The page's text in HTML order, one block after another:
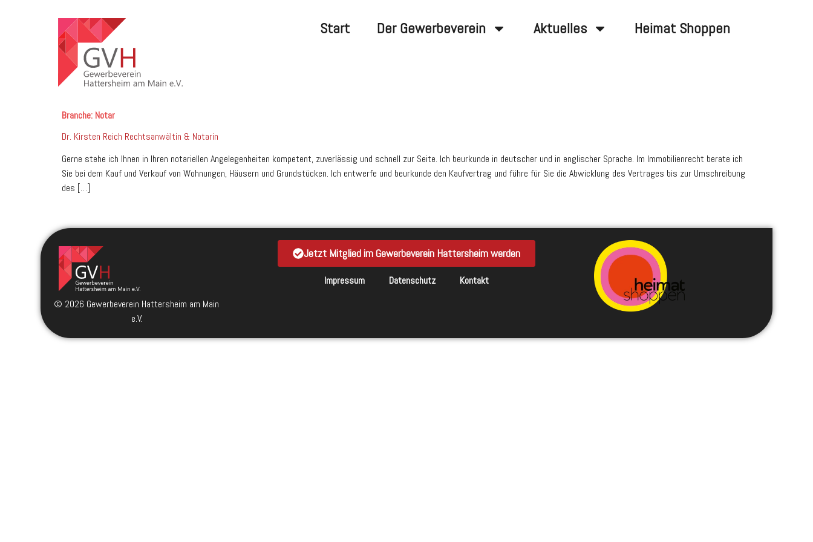
Start Der Gewerbeverein Aktuelles Heimat Shoppen
Branche: Notar
Dr. Kirsten Reich Rechtsanwältin & Notarin
Gerne stehe ich Ihnen in Ihren notariellen Angelegenheiten kompetent, zuverlässig und schnell zur Seite. Ich beurkunde in deutscher und in englischer Sprache. Im Immobilienrecht berate ich
Sie bei dem Kauf und Verkauf von Wohnungen, Häusern und Grundstücken. Ich entwerfe und beurkunde den Kaufvertrag und führe für Sie die Abwicklung des Vertrages bis zur Umschreibung
des […]
© 2026 Gewerbeverein Hattersheim am Main
e.V.
Jetzt Mitglied im Gewerbeverein Hattersheim werden
Impressum Datenschutz Kontakt